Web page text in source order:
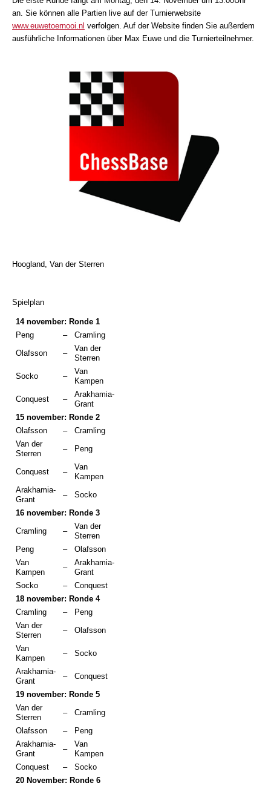
an. Sie können alle Partien live auf der Turnierwebsite
www.euwetoernooi.nl verfolgen. Auf der Website finden Sie außerdem
ausführliche Informationen über Max Euwe und die Turnierteilnehmer.
Hoogland, Van der Sterren
Spielplan
14 november: Ronde 1
Peng
–
Cramling
Olafsson
–
Van der
Sterren
Socko
–
Van
Kampen
Conquest
–
Arakhamia-
Grant
15 november: Ronde 2
Olafsson
–
Cramling
Van der
Sterren
– Peng
Conquest –
Van
Kampen
Arakhamia-
Grant
–
Socko
16 november: Ronde 3
Cramling
–
Van der
Sterren
Peng
–
Olafsson
Van
Kampen
–
Arakhamia-
Grant
Socko
–
Conquest
18 november: Ronde 4
Cramling
–
Peng
Van der
Sterren
–
Olafsson
Van
Kampen
–
Socko
Arakhamia-
Grant
–
Conquest
19 november: Ronde 5
Van der
Sterren
–
Cramling
Olafsson
–
Peng
Arakhamia-
Grant
–
Van
Kampen
Conquest
–
Socko
20 November: Ronde 6